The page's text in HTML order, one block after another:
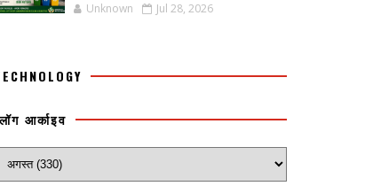
Unknown Jul 28, 2026
आर्काइव